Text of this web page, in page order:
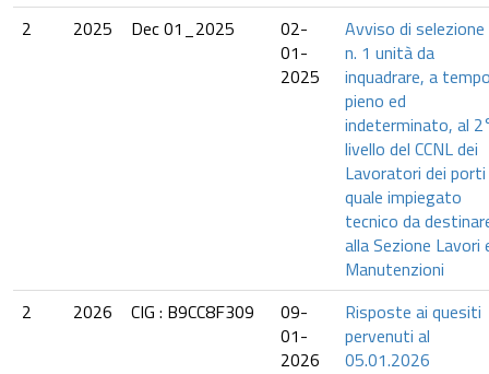
2
2025 Dec 01_2025
02-
01-
2025
Avviso di selezione
n. 1 unità da
inquadrare, a
pieno ed
indeterminato, al
livello del CCNL dei
Lavoratori dei porti
quale impiegato
tecnico da
alla Sezione Lavori
Manutenzioni
2
2026 CIG : B9CC8F309
09-
01-
2026
Risposte ai quesiti
pervenuti al
05.01.2026